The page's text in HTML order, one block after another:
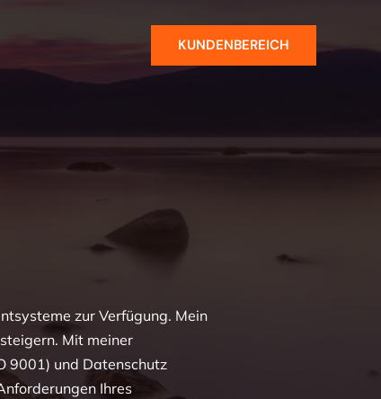
KUNDENBEREICH
zur Verfügung. Mein
Mit meiner
9001) und Datenschutz
Ihres